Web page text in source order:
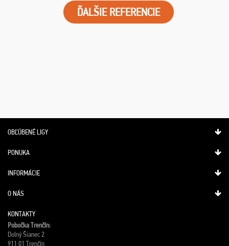
ĎALŠIE REFERENCIE
OBĽÚBENÉ LIGY
PONUKA
INFORMÁCIE
O NÁS
KONTAKTY
Pobočka Trenčín:
Dolný Šianec 2
911 01 Trenčín